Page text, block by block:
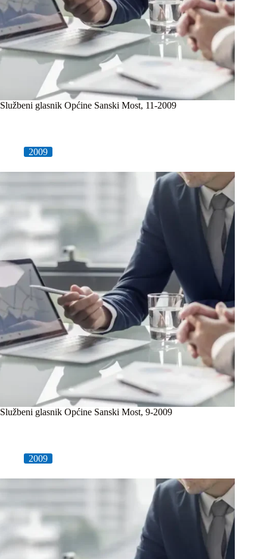
Službeni glasnik Općine Sanski Most, 11-2009
2009
Službeni glasnik Općine Sanski Most, 9-2009
2009